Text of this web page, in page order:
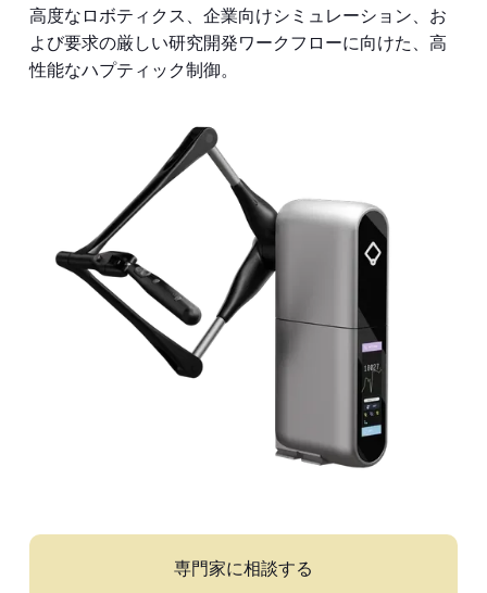
高度なロボティクス、企業向けシミュレーション、お
よび要求の厳しい研究開発ワークフローに向けた、高
性能なハプティック制御。
専門家に相談する